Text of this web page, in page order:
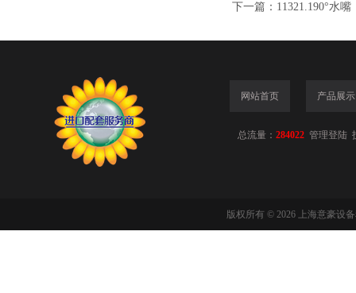
下一篇： 11321.190°水嘴
网站首页 产品展示
总流量： 284022 管理登陆
版权所有 © 2026 上海意豪设